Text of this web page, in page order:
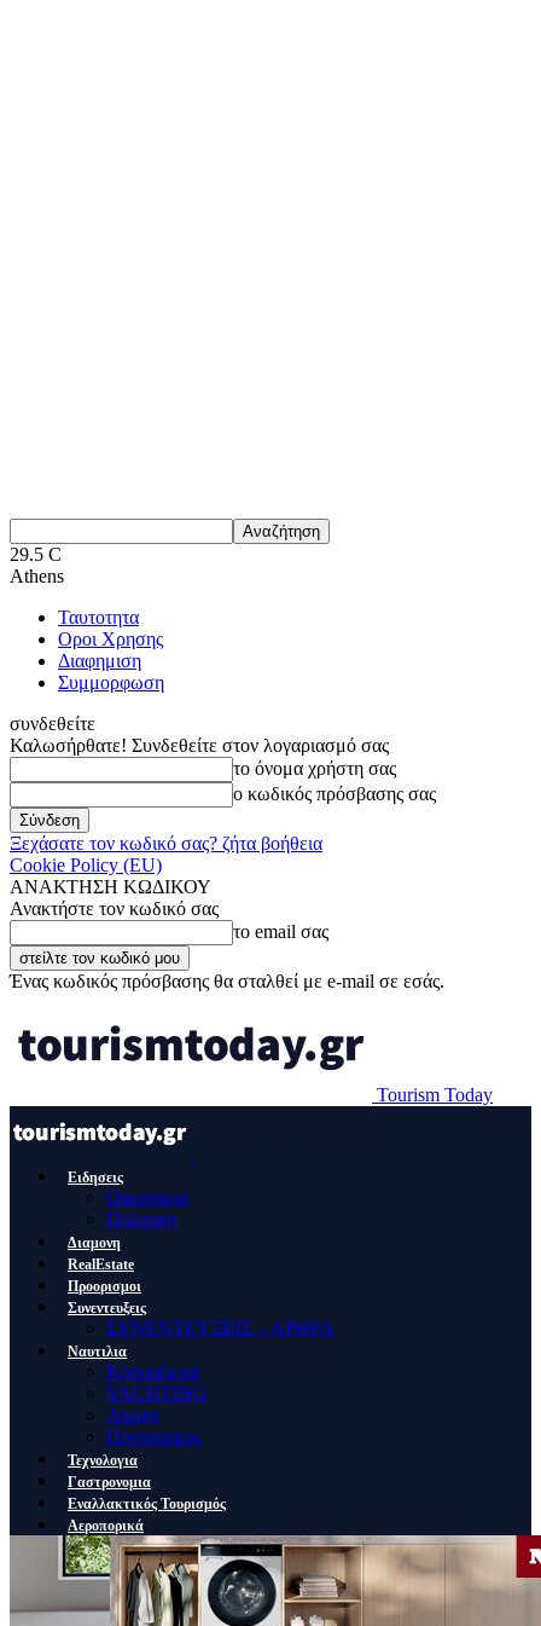
29.5 C
Athens
Ταυτοτητα
Οροι Χρησης
Διαφημιση
Συμμορφωση
συνδεθείτε
Καλωσήρθατε! Συνδεθείτε στον λογαριασμό σας
το όνομα χρήστη σας
ο κωδικός πρόσβασης σας
Ξεχάσατε τον κωδικό σας? ζήτα βοήθεια
Cookie Policy (EU)
ΑΝΑΚΤΗΣΗ ΚΩΔΙΚΟΥ
Ανακτήστε τον κωδικό σας
το email σας
Ένας κωδικός πρόσβασης θα σταλθεί με e-mail σε εσάς.
Tourism Today
Ειδησεις
Οικονομια
Πολιτικη
Διαμονη
RealEstate
Προορισμοι
Συνεντευξεις
ΣΥΝΕΝΤΕΥΞΕΙΣ – ΑΡΘΡΑ
Ναυτιλια
Κρουαζιερα
YACHTING
Λιμανι
Ποντοπορος
Τεχνολογια
Γαστρονομια
Εναλλακτικός Τουρισμός
Αεροπορικά